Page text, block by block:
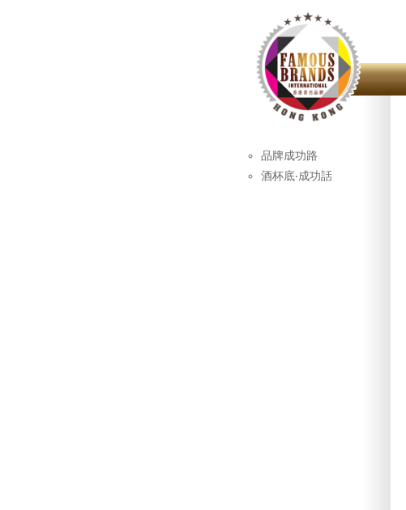
品牌成功路
酒杯底‧成功話